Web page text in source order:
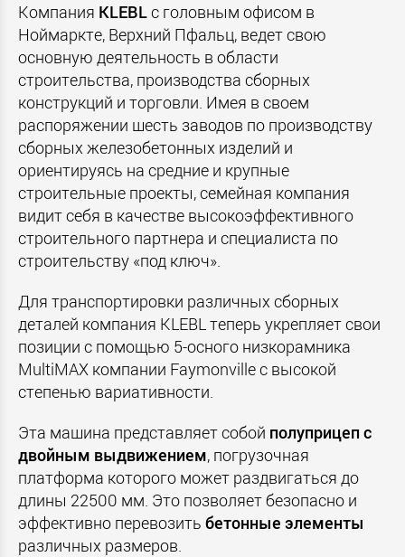
Компания KLEBLс головным офисом в
Ноймаркте, Верхний Пфальц, ведет свою
основную деятельность в области
строительства, производства сборных
конструкций и торговли. Имея в своем
распоряжении шесть заводов по производству
сборных железобетонных изделий и
ориентируясь на средние и крупные
строительные проекты, семейная компания
видит себя в качестве высокоэффективного
строительного партнера и специалиста по
строительству «под ключ».
Для транспортировки различных сборных
деталей компания KLEBL теперь укрепляет свои
позиции с помощью 5-осного низкорамника
MultiMAX компании Faymonville с высокой
степенью вариативности.
Эта машина представляет собой полуприцеп с
двойным выдвижением, погрузочная
платформа которого может раздвигаться до
длины 22500 мм. Это позволяет безопасно и
эффективно перевозить бетонные элементы
различных размеров.